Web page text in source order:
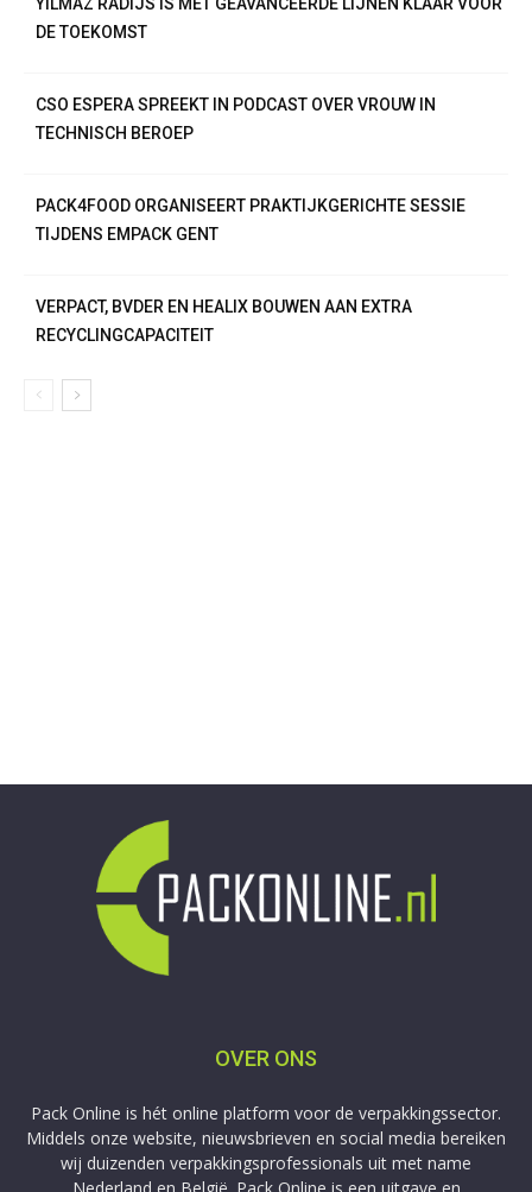
DE TOEKOMST
CSO ESPERA SPREEKT IN PODCAST OVER VROUW IN
TECHNISCH BEROEP
PACK4FOOD ORGANISEERT PRAKTIJKGERICHTE SESSIE
TIJDENS EMPACK GENT
VERPACT, BVDER EN HEALIX BOUWEN AAN EXTRA
RECYCLINGCAPACITEIT
OVER ONS
Pack Online is hét online platform voor de verpakkingssector.
Middels onze website, nieuwsbrieven en social media bereiken
wij duizenden verpakkingsprofessionals uit met name